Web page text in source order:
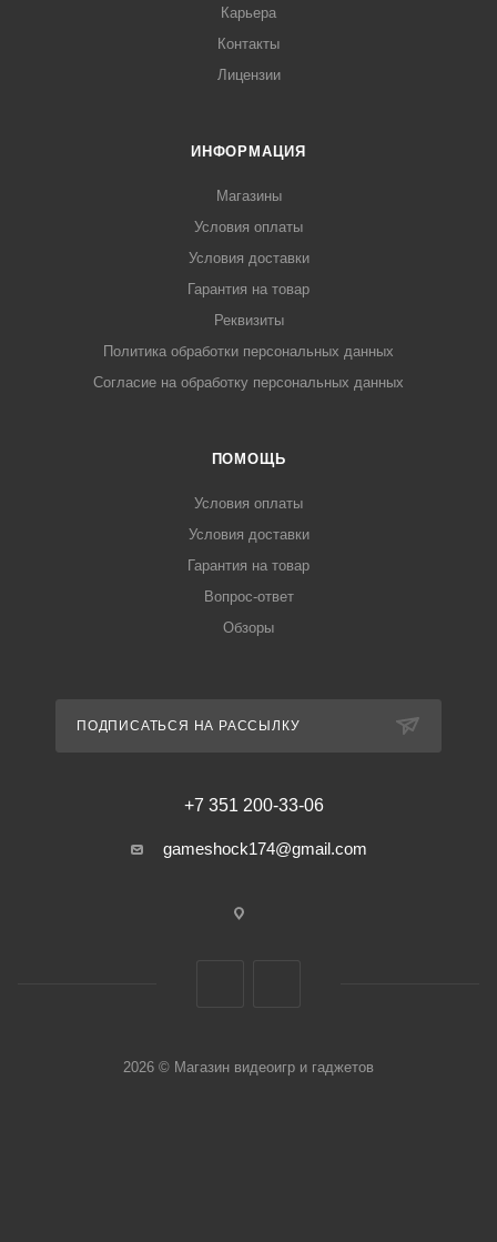
Карьера
Контакты
Лицензии
ИНФОРМАЦИЯ
Магазины
Условия оплаты
Условия доставки
Гарантия на товар
Реквизиты
Политика обработки персональных данных
Согласие на обработку персональных данных
ПОМОЩЬ
Условия оплаты
Условия доставки
Гарантия на товар
Вопрос-ответ
Обзоры
ПОДПИСАТЬСЯ НА РАССЫЛКУ
+7 351 200-33-06
gameshock174@gmail.com
2026 © Магазин видеоигр и гаджетов